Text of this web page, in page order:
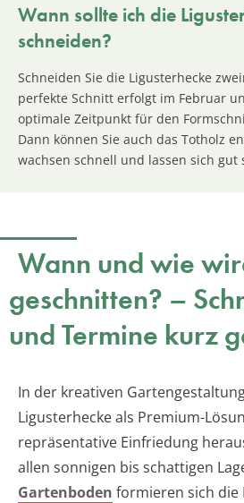
Wann sollte ich die
schneiden?
Schneiden Sie die Ligusterhecke
perfekte Schnitt erfolgt im Februar
optimale Zeitpunkt für den
Dann können Sie auch das Totholz
wachsen schnell und lassen sich gut
Wann und wie
geschnitten? –
und Termine kurz
In der kreativen
Ligusterhecke als Premium-
repräsentative Einfriedung
allen sonnigen bis schattigen
Gartenboden formieren sich die